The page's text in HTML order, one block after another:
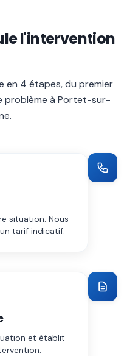
l'intervention
en 4 étapes, du premier
problème à Portet-sur-
.
situation. Nous
tarif indicatif.
et établit